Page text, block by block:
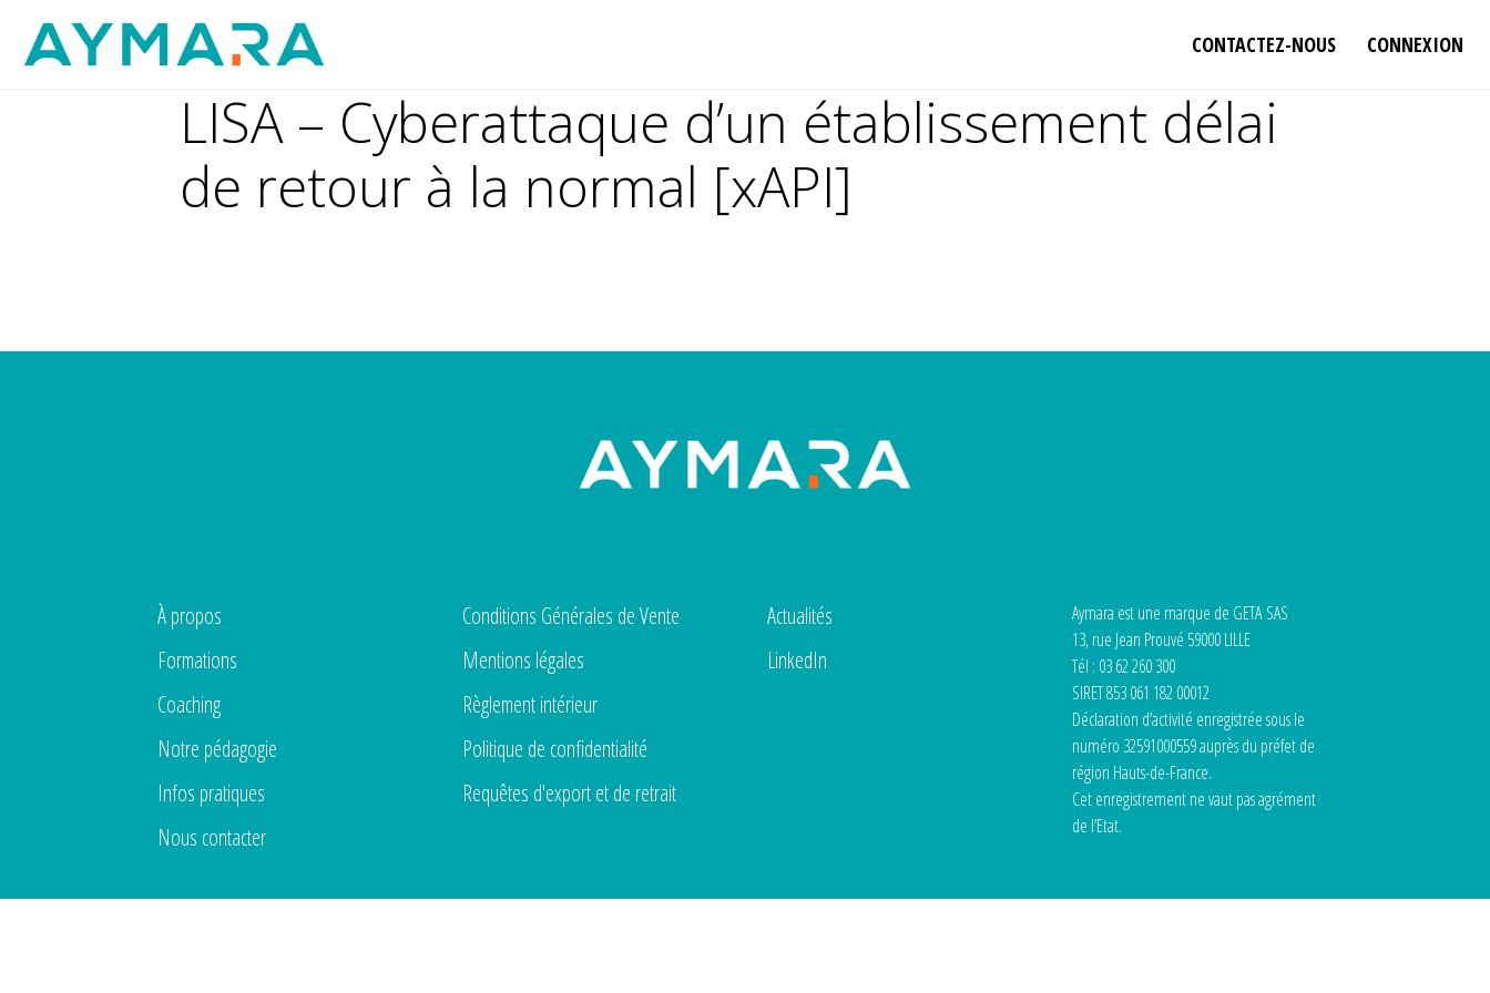
Aller
CONTACTEZ-NOUS CONNEXION
LISA – Cyberattaque d’un établissement délai
de retour à la normal [xAPI]
À propos
Formations
Coaching
Notre pédagogie
Infos pratiques
Nous contacter
Conditions Générales de Vente
Mentions légales
Règlement intérieur
Politique de confidentialité
Requêtes d'export et de retrait
Actualités
LinkedIn
Aymara est une marque de GETA SAS
13, rue Jean Prouvé 59000 LILLE
Tél : 03 62 260 300
SIRET 853 061 182 00012
Déclaration d’activité enregistrée sous le
numéro 32591000559 auprès du préfet de
région Hauts-de-France.
Cet enregistrement ne vaut pas agrément
de l’Etat.